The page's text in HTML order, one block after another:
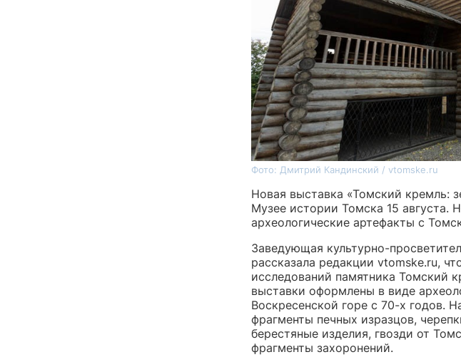
Фото: Дмитрий Кандинский / vtomske.ru
Новая выставка «Томский кремль:
Музее истории Томска 15 августа.
археологические артефакты с
Заведующая культурно-
рассказала редакции vtomske.ru,
исследований памятника Томский
выставки оформлены в виде
Воскресенской горе с 70-х годов.
фрагменты печных изразцов,
берестяные изделия, гвозди от
фрагменты захоронений.